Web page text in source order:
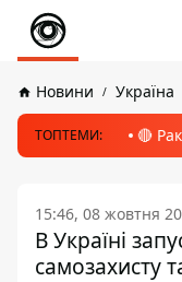
Новини Україна
ТОПТЕМИ: 🔴
15:46, 08 жовтня
В Україні
самозахисту